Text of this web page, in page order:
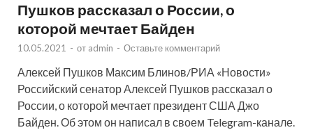
Пушков рассказал о России, о
которой мечтает Байден
10.05.2021 - от admin - Оставьте комментарий
Алексей Пушков Максим Блинов/РИА «Новости»
Российский сенатор Алексей Пушков рассказал о
России, о которой мечтает президент США Джо
Байден. Об этом он написал в своем Telegram-канале.